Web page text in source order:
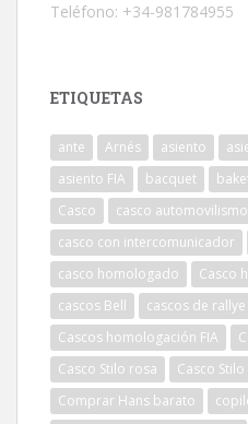
Teléfono: +34-981784955
ETIQUETAS
ante Arnés asiento
asiento FIA
bacquet
Casco
casco automovilismo
casco con intercomunicador
casco homologado
Casco
cascos Bell
cascos de
Cascos homologación FIA
Casco Stilo rosa
Casco Stilo
Comprar Hans barato